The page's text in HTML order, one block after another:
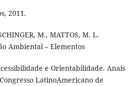
2011.
M., MATTOS, M. L.
Ambiental – Elementos
e Orientabilidade. Anais
LatinoAmericano de